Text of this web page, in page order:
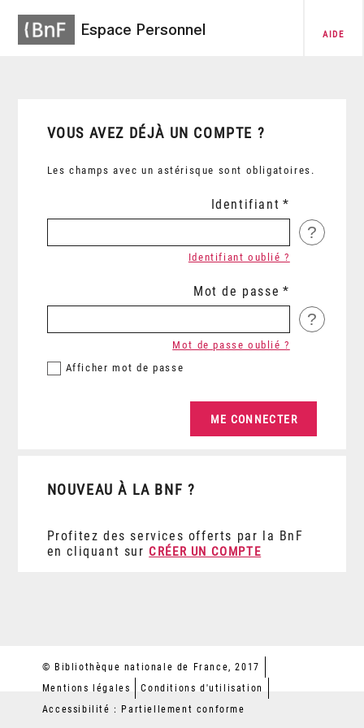
Espace Personnel AIDE
VOUS AVEZ DÉJÀ UN COMPTE ?
Les champs avec un astérisque sont obligatoires.
Identifiant
?
Identifiant oublié ?
Mot de passe
?
Afficher mot de passe
Mot de passe oublié ?
NOUVEAU À LA BNF ?
Profitez des services offerts par la BnF
en cliquant sur CRÉER UN COMPTE
© Bibliothèque nationale de France, 2017
Mentions légales
Conditions d'utilisation
Accessibilité : Partiellement conforme